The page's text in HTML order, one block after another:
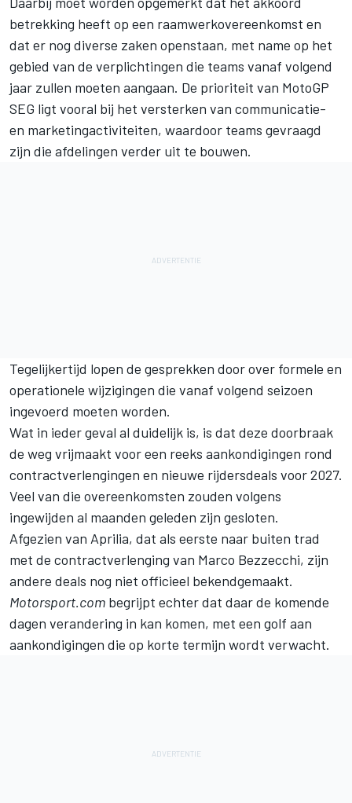
betrekking heeft op een raamwerkovereenkomst en
dat er nog diverse zaken openstaan, met name op het
gebied van de verplichtingen die teams vanaf volgend
jaar zullen moeten aangaan. De prioriteit van MotoGP
SEG ligt vooral bij het versterken van communicatie-
en marketingactiviteiten, waardoor teams gevraagd
zijn die afdelingen verder uit te bouwen.
Tegelijkertijd lopen de gesprekken door over formele en
operationele wijzigingen die vanaf volgend seizoen
ingevoerd moeten worden.
Wat in ieder geval al duidelijk is, is dat deze doorbraak
de weg vrijmaakt voor een reeks aankondigingen rond
contractverlengingen en nieuwe rijdersdeals voor 2027.
Veel van die overeenkomsten zouden volgens
ingewijden al maanden geleden zijn gesloten.
Afgezien van Aprilia, dat als eerste naar buiten trad
met de contractverlenging van Marco Bezzecchi, zijn
andere deals nog niet officieel bekendgemaakt.
Motorsport.com begrijpt echter dat daar de komende
dagen verandering in kan komen, met een golf aan
aankondigingen die op korte termijn wordt verwacht.